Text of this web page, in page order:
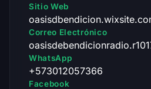
Sitio Web
Correo Electrónico
WhatsApp
+573012057366
Facebook